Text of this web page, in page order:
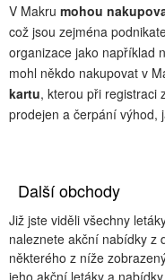
V Makru mohou
což jsou zejména
organizace jako například
mohl někdo nakupovat v
kartu, kterou při registraci
prodejen a čerpání výhod,
Další obchody
Již jste viděli všechny
naleznete akční nabídky z
některého z níže
jeho akční letáky a nabídky.